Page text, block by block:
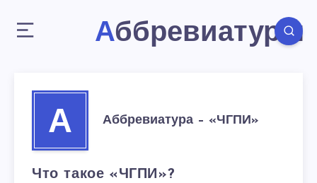
Аббревиатуры
А Аббревиатура – «ЧГПИ»
Что такое «ЧГПИ»?